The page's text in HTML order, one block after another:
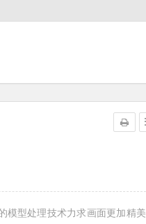
型处理技术力求画面更加精美.